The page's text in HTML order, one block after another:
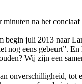
na het
juli 2013 naar
nog eens gebeurt”.
Wij zijn een
onverschilligheid, tot